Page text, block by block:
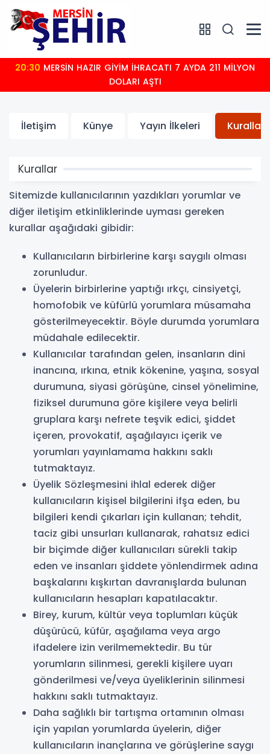
20:30
DOLARI AŞTI
İletişim Künye Yayın İlkeleri Kurallar
Kurallar
Sitemizde kullanıcılarının yazdıkları yorumlar ve
diğer iletişim etkinliklerinde uyması gereken
kurallar aşağıdaki gibidir:
Kullanıcıların birbirlerine karşı saygılı olması
zorunludur.
Üyelerin birbirlerine yaptığı ırkçı, cinsiyetçi,
homofobik ve küfürlü yorumlara müsamaha
gösterilmeyecektir. Böyle durumda yorumlara
müdahale edilecektir.
Kullanıcılar tarafından gelen, insanların dini
inancına, ırkına, etnik kökenine, yaşına, sosyal
durumuna, siyasi görüşüne, cinsel yönelimine,
fiziksel durumuna göre kişilere veya belirli
gruplara karşı nefrete teşvik edici, şiddet
içeren, provokatif, aşağılayıcı içerik ve
yorumları yayınlamama hakkını saklı
tutmaktayız.
Üyelik Sözleşmesini ihlal ederek diğer
kullanıcıların kişisel bilgilerini ifşa eden, bu
bilgileri kendi çıkarları için kullanan; tehdit,
taciz gibi unsurları kullanarak, rahatsız edici
bir biçimde diğer kullanıcıları sürekli takip
eden ve insanları şiddete yönlendirmek adına
başkalarını kışkırtan davranışlarda bulunan
kullanıcıların hesapları kapatılacaktır.
Birey, kurum, kültür veya toplumları küçük
düşürücü, küfür, aşağılama veya argo
ifadelere izin verilmemektedir. Bu tür
yorumların silinmesi, gerekli kişilere uyarı
gönderilmesi ve/veya üyeliklerinin silinmesi
hakkını saklı tutmaktayız.
Daha sağlıklı bir tartışma ortamının olması
için yapılan yorumlarda üyelerin, diğer
kullanıcıların inançlarına ve görüşlerine saygı